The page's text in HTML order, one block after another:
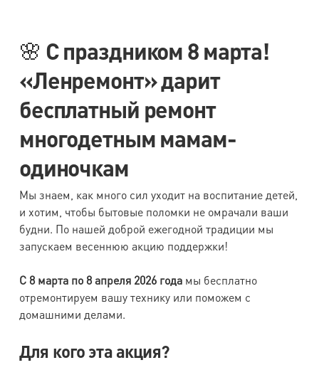
🌸 С праздником 8 марта!
«Ленремонт» дарит
бесплатный ремонт
многодетным мамам-
одиночкам
Мы знаем, как много сил уходит на воспитание детей,
и хотим, чтобы бытовые поломки не омрачали ваши
будни. По нашей доброй ежегодной традиции мы
запускаем весеннюю акцию поддержки!
С 8 марта по 8 апреля 2026 годамы бесплатно
отремонтируем вашу технику или поможем с
домашними делами.
Для кого эта акция?